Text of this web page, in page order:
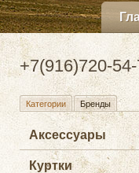
+7(916)720-
Категории Бренды
Аксессуары
Куртки